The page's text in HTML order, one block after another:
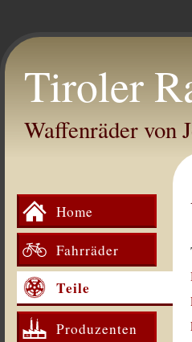
Tiroler
Waffenräder von
Home
Fahrräder
Teile
Produzenten